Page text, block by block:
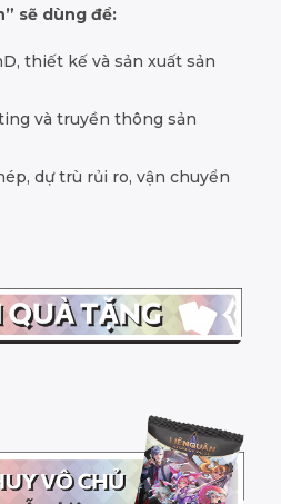
sẽ dùng để:
thiết kế và sản xuất sản
và truyền thông sản
dự trù rủi ro, vận chuyển